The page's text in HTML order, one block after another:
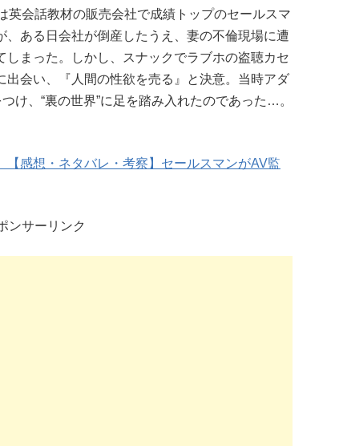
英会話教材の販売会社で成績トップのセールスマ
、ある日会社が倒産したうえ、妻の不倫現場に遭
まった。しかし、スナックでラブホの盗聴カセ
出会い、『人間の性欲を売る』と決意。当時アダ
け、“裏の世界”に足を踏み入れたのであった…。
【感想・ネタバレ・考察】セールスマンがAV監
ンサーリンク